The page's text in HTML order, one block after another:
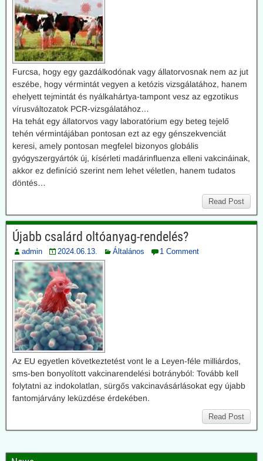
Furcsa, hogy egy gazdálkodónak vagy állatorvosnak nem az jut
eszébe, hogy vérmintát vegyen a ketózis vizsgálatához, hanem
ehelyett tejmintát és nyálkahártya-tampont vesz az egzotikus
vírusváltozatok PCR-vizsgálatához…
Ha tehát egy állatorvos vagy laboratórium egy beteg tejelő
tehén vérmintájában pontosan ezt az egy génszekvenciát
keresi, amely pontosan megfelel bizonyos globális
gyógyszergyártók új, kísérleti madárinfluenza elleni vakcináinak,
akkor ez definíció szerint nem lehet véletlen, hanem tudatos
döntés…
Read Post
Újabb csalárd oltóanyag-rendelés?
admin 2024.06.13. Általános 1 Comment
Az EU egyetlen következtetést vont le a Leyen-féle milliárdos,
sms-ben bonyolított vakcinarendelési botrányból: Tovább kell
folytatni az indokolatlan, sürgős vakcinavásárlásokat egy újabb
fantomjárvány leküzdése érdekében.
Read Post